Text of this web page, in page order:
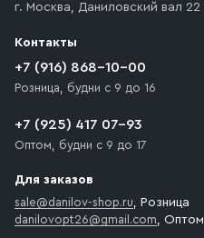
г. Москва, Даниловский вал 22
Контакты
+7 (916) 868-10-00
Розница, будни с 9 до 16
+7 (925) 417 07-93
Оптом, будни с 9 до 17
Для заказов
sale@danilov-shop.ru, Розница
danilovopt26@gmail.com, Оптом